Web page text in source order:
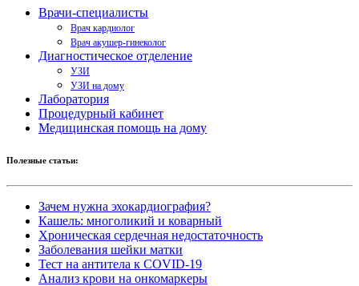
Врачи-специалисты
Врач кардиолог
Врач акушер-гинеколог
Диагностическое отделение
УЗИ
УЗИ на дому
Лаборатория
Процедурный кабинет
Медицинская помощь на дому
Полезные статьи:
Зачем нужна эхокардиография?
Кашель: многоликий и коварный
Хроническая сердечная недостаточность
Заболевания шейки матки
Тест на антитела к COVID-19
Анализ крови на онкомаркеры